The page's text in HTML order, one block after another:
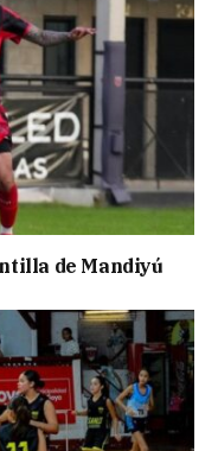
de Mandiyú